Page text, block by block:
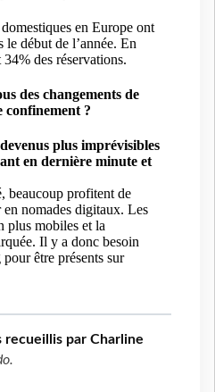
en Europe ont
le début de l’année. En
des réservations.
des changements de
confinement ?
plus imprévisibles
en dernière minute et
beaucoup profitent de
nomades digitaux. Les
plus mobiles et la
Il y a donc besoin
être présents sur
recueillis par Charline
.